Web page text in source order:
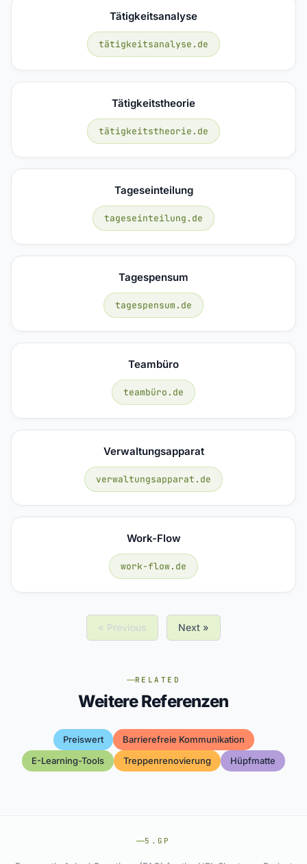
Tätigkeitsanalyse
tätigkeitsanalyse.de
Tätigkeitstheorie
tätigkeitstheorie.de
Tageseinteilung
tageseinteilung.de
Tagespensum
tagespensum.de
Teambüro
teambüro.de
Verwaltungsapparat
verwaltungsapparat.de
Work-Flow
work-flow.de
« Previous Next »
RELATED
Weitere Referenzen
Preiswert
Barrierefreie Kommunikation
E-Learning-Tools
Treppenrenovierung Hüpfmatte
5.GP